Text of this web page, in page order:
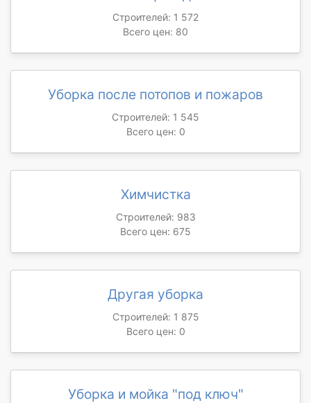
Строителей: 1 572
Всего цен: 80
Уборка после потопов и пожаров
Строителей: 1 545
Всего цен: 0
Химчистка
Строителей: 983
Всего цен: 675
Другая уборка
Строителей: 1 875
Всего цен: 0
Уборка и мойка "под ключ"